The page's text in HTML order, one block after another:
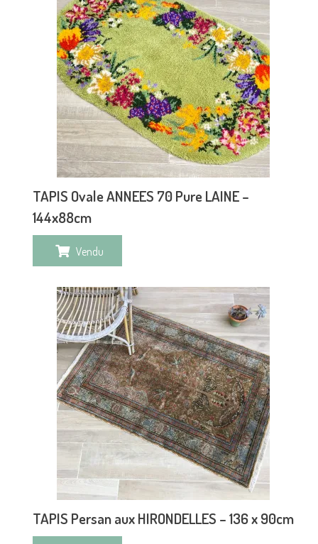
TAPIS Ovale ANNEES 70 Pure LAINE –
144x88cm
Vendu
TAPIS Persan aux HIRONDELLES – 136 x 90cm